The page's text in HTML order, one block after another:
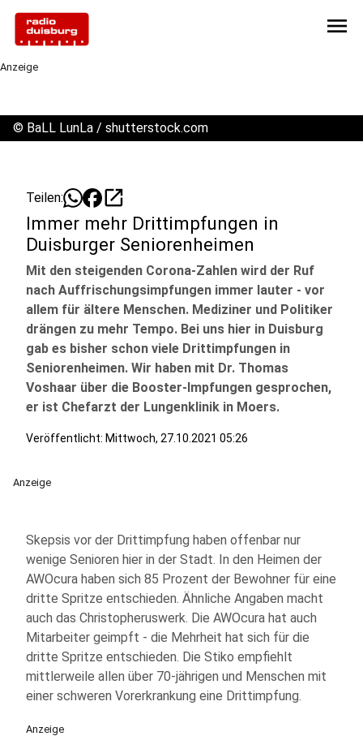
menu
Anzeige
© BaLL LunLa / shutterstock.com
Teilen: open_in_new
Immer mehr Drittimpfungen in
Duisburger Seniorenheimen
Mit den steigenden Corona-Zahlen wird der Ruf
nach Auffrischungsimpfungen immer lauter - vor
allem für ältere Menschen. Mediziner und Politiker
drängen zu mehr Tempo. Bei uns hier in Duisburg
gab es bisher schon viele Drittimpfungen in
Seniorenheimen. Wir haben mit Dr. Thomas
Voshaar über die Booster-Impfungen gesprochen,
er ist Chefarzt der Lungenklinik in Moers.
Veröffentlicht: Mittwoch, 27.10.2021 05:26
Anzeige
Skepsis vor der Drittimpfung haben offenbar nur
wenige Senioren hier in der Stadt. In den Heimen der
AWOcura haben sich 85 Prozent der Bewohner für eine
dritte Spritze entschieden. Ähnliche Angaben macht
auch das Christopheruswerk. Die AWOcura hat auch
Mitarbeiter geimpft - die Mehrheit hat sich für die
dritte Spritze entschieden. Die Stiko empfiehlt
mittlerweile allen über 70-jährigen und Menschen mit
einer schweren Vorerkrankung eine Drittimpfung.
Anzeige